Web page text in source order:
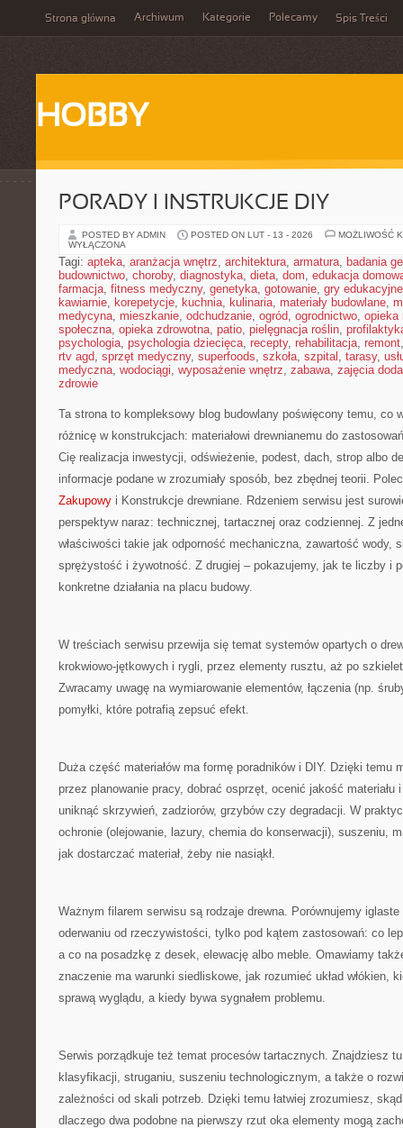
Strona główna Archiwum Kategorie Polecamy Spis Treści
HOBBY
PORADY I INSTRUKCJE DIY
POSTED BY ADMIN POSTED ON LUT - 13 - 2026
MOŻLIWOŚĆ
WYŁĄCZONA
Tagi: apteka, aranżacja wnętrz, architektura, armatura, badania
budownictwo, choroby, diagnostyka, dieta, dom, edukacja
farmacja, fitness medyczny, genetyka, gotowanie, gry edukacyjne
kawiarnie, korepetycje, kuchnia, kulinaria, materiały budowlane,
medycyna, mieszkanie, odchudzanie, ogród, ogrodnictwo, opieka
społeczna, opieka zdrowotna, patio, pielęgnacja roślin,
psychologia, psychologia dziecięca, recepty, rehabilitacja, remont
rtv agd, sprzęt medyczny, superfoods, szkoła, szpital , tarasy,
medyczna, wodociągi, wyposażenie wnętrz, zabawa, zajęcia
zdrowie
Ta strona to kompleksowy blog budowlany poświęcony temu, co
różnicę w konstrukcjach: materiałowi drewnianemu do
Cię realizacja inwestycji, odświeżenie, podest, dach, strop albo
informacje podane w zrozumiały sposób, bez zbędnej teorii.
Zakupowy i Konstrukcje drewniane. Rdzeniem serwisu jest
perspektyw naraz: technicznej, tartacznej oraz codziennej. Z
właściwości takie jak odporność mechaniczna, zawartość wody,
sprężystość i żywotność. Z drugiej – pokazujemy, jak te liczby i
konkretne działania na placu budowy.
W treściach serwisu przewija się temat systemów opartych o
krokwiowo-jętkowych i rygli, przez elementy rusztu, aż po
Zwracamy uwagę na wymiarowanie elementów, łączenia (np.
pomyłki, które potrafią zepsuć efekt.
Duża część materiałów ma formę poradników i DIY. Dzięki temu
przez planowanie pracy, dobrać osprzęt, ocenić jakość
uniknąć skrzywień, zadziorów, grzybów czy degradacji. W
ochronie (olejowanie, lazury, chemia do konserwacji), suszeniu,
jak dostarczać materiał, żeby nie nasiąkł.
Ważnym filarem serwisu są rodzaje drewna. Porównujemy
oderwaniu od rzeczywistości, tylko pod kątem zastosowań: co
a co na posadzkę z desek, elewację albo meble. Omawiamy
znaczenie ma warunki siedliskowe, jak rozumieć układ włókien,
sprawą wyglądu, a kiedy bywa sygnałem problemu.
Serwis porządkuje też temat procesów tartacznych. Znajdziesz
klasyfikacji, struganiu, suszeniu technologicznym, a także o
zależności od skali potrzeb. Dzięki temu łatwiej zrozumiesz,
dlaczego dwa podobne na pierwszy rzut oka elementy mogą